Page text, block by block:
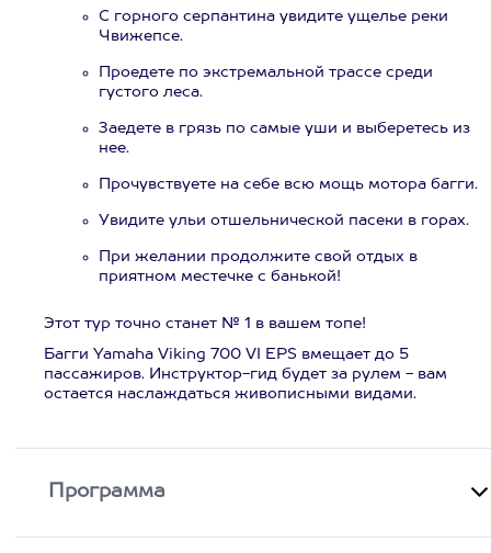
С горного серпантина увидите ущелье реки
Чвижепсе.
Проедете по экстремальной трассе среди
густого леса.
Заедете в грязь по самые уши и выберетесь из
нее.
Прочувствуете на себе всю мощь мотора багги.
Увидите ульи отшельнической пасеки в горах.
При желании продолжите свой отдых в
приятном местечке с банькой!
Этот тур точно станет № 1 в вашем топе!
Багги Yamaha Viking 700 VI EPS вмещает до 5
пассажиров. Инструктор-гид будет за рулем - вам
остается наслаждаться живописными видами.
Программа